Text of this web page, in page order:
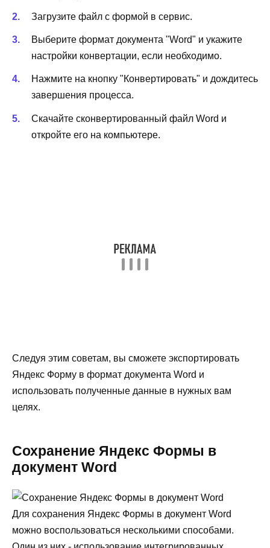
Загрузите файл с формой в сервис.
Выберите формат документа "Word" и укажите
настройки конвертации, если необходимо.
Нажмите на кнопку "Конвертировать" и дождитесь
завершения процесса.
Скачайте сконвертированный файл Word и
откройте его на компьютере.
Следуя этим советам, вы сможете экспортировать
Яндекс Форму в формат документа Word и
использовать полученные данные в нужных вам
целях.
Сохранение Яндекс Формы в
документ Word
Для сохранения Яндекс Формы в документ Word
можно воспользоваться несколькими способами.